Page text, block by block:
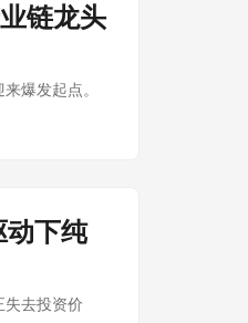
链龙头
爆发起点。
动下纯
去投资价